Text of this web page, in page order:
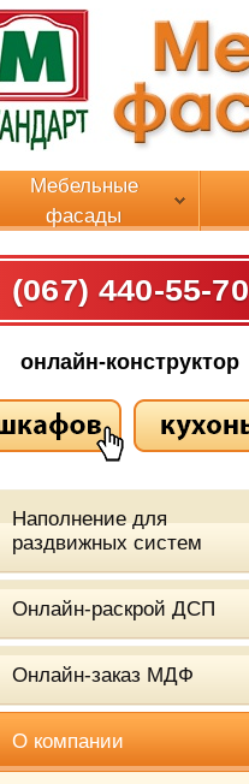
Мебельные
фасады
(067) 440-55-70
онлайн-конструктор
Наполнение для
раздвижных систем
Онлайн-раскрой ДСП
Онлайн-заказ МДФ
О компании